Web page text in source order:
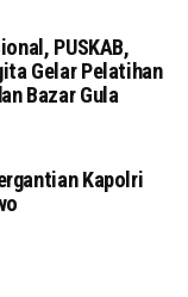
PUSKAB,
Gelar Pelatihan
Bazar Gula
Kapolri